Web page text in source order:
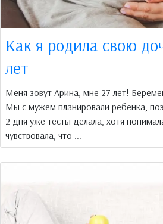
Как я родила свою
лет
Меня зовут Арина, мне 27 лет!
Мы с мужем планировали ребенка,
2 дня уже тесты делала, хотя
чувствовала, что ...